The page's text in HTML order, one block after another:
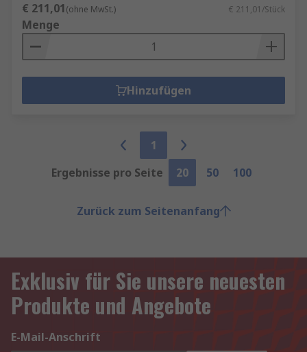
€ 211,01(ohne MwSt.) € 211,01/Stück
Menge
Hinzufügen
1
Ergebnisse pro Seite
20 50 100
Zurück zum Seitenanfang
Exklusiv für Sie unsere neuesten
Produkte und Angebote
E-Mail-Anschrift